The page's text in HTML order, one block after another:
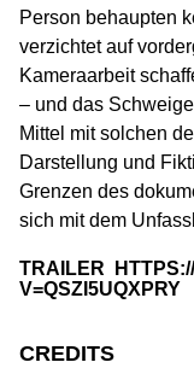
Person behaupten
verzichtet auf
Kameraarbeit
– und das
Mittel mit solchen
Darstellung und
Grenzen des
sich mit dem
TRAILER
V=QSZI5UQXPRY
CREDITS